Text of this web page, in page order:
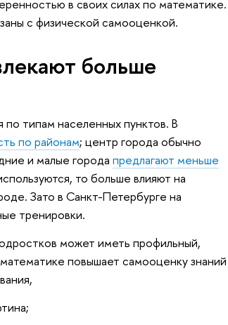
в своих силах по математике.
с физической самооценкой.
больше
по типам населенных пунктов. В
по районам; центр города обычно
и малые города предлагают меньше
то больше влияют на
Зато в Санкт-Петербурге на
тренировки.
может иметь профильный,
повышает самооценку знаний